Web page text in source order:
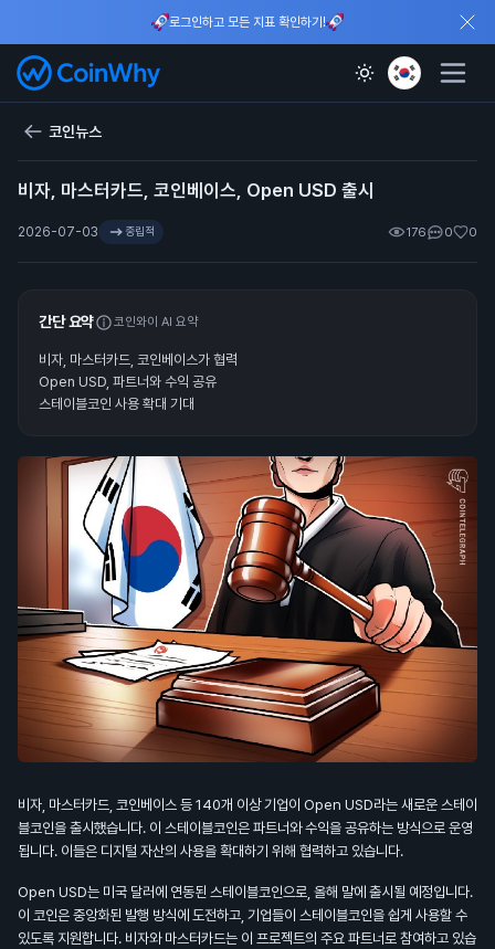
로그인하고 모든 지표 확인하기!
코인뉴스
비자, 마스터카드, 코인베이스, Open USD 출시
2026-07-03 중립적 176 0 0
간단 요약 코인와이 AI 요약
비자, 마스터카드, 코인베이스가 협력
Open USD, 파트너와 수익 공유
스테이블코인 사용 확대 기대
비자, 마스터카드, 코인베이스 등 140개 이상 기업이 Open USD라는 새로운 스테이
블코인을 출시했습니다. 이 스테이블코인은 파트너와 수익을 공유하는 방식으로 운영
됩니다. 이들은 디지털 자산의 사용을 확대하기 위해 협력하고 있습니다.
Open USD는 미국 달러에 연동된 스테이블코인으로, 올해 말에 출시될 예정입니다.
이 코인은 중앙화된 발행 방식에 도전하고, 기업들이 스테이블코인을 쉽게 사용할 수
있도록 지원합니다. 비자와 마스터카드는 이 프로젝트의 주요 파트너로 참여하고 있습